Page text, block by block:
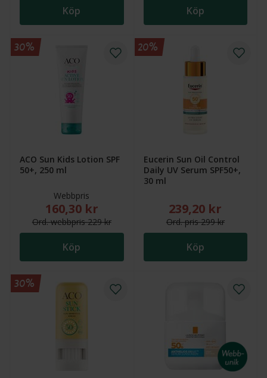
Köp Köp
ACO Sun Kids Lotion SPF
50+, 250 ml
Webbpris
Nytt reducerat pris: 160,30 kr. Ordinarie webbpris
160,30 kr
Ord.webbpris229 kr
Köp
30%
Eucerin Sun Oil Control
Daily UV Serum SPF50+,
30 ml
Nytt reducerat
239,20 kr
Ord.pris299 kr
Köp
20%
30%